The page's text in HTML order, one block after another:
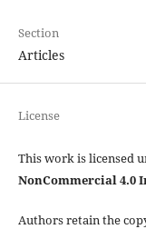
Section
Articles
License
This work is licensed
NonCommercial 4.0
Authors retain the